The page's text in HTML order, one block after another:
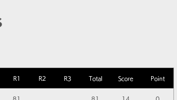
R1 R2 R3 Total Score Point
81 81 14 0